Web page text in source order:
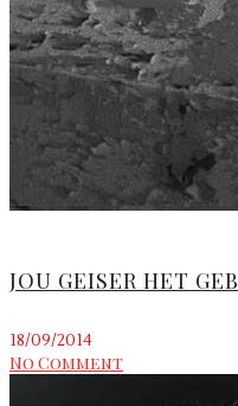
JOU GEISER HET
18/09/2014
No Comment